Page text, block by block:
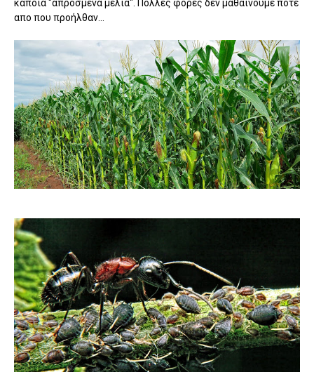
κάποια "απρόσμενα μέλια". Πολλές φορές δεν μαθαίνουμε ποτέ
απο που προήλθαν...